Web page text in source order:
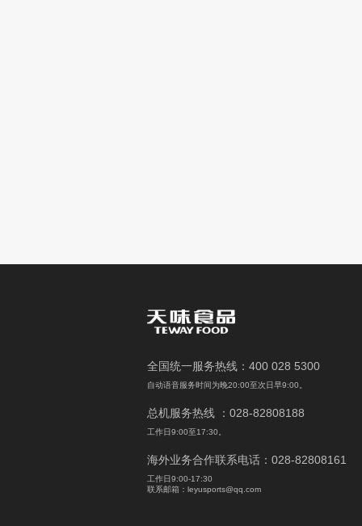
全国统一服务热线：400 028 5300
自动语音服务时间为晚20:00至次日早9:00。
总机服务热线 ：028-82808188
工作日9:00至17:30。
海外业务合作联系电话：028-82808161
工作日9:00-17:30
联系邮箱：leyusports@qq.com